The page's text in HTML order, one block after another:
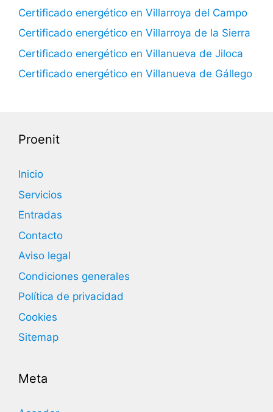
Certificado energético en Villarroya del Campo
Certificado energético en Villarroya de la Sierra
Certificado energético en Villanueva de Jiloca
Certificado energético en Villanueva de Gállego
Proenit
Inicio
Servicios
Entradas
Contacto
Aviso legal
Condiciones generales
Política de privacidad
Cookies
Sitemap
Meta